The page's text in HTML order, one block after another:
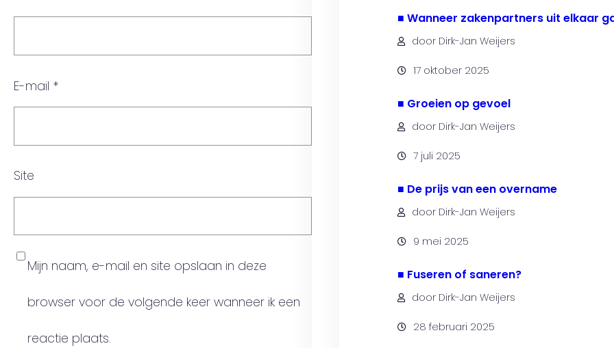
E-mail *
Site
Mijn naam, e-mail en site opslaan in deze
browser voor de volgende keer wanneer ik een
reactie plaats.
■ Wanneer zakenpartners uit elkaar
door Dirk-Jan Weijers
17 oktober 2025
■ Groeien op gevoel
door Dirk-Jan Weijers
7 juli 2025
■ De prijs van een overname
door Dirk-Jan Weijers
9 mei 2025
■ Fuseren of saneren?
door Dirk-Jan Weijers
28 februari 2025